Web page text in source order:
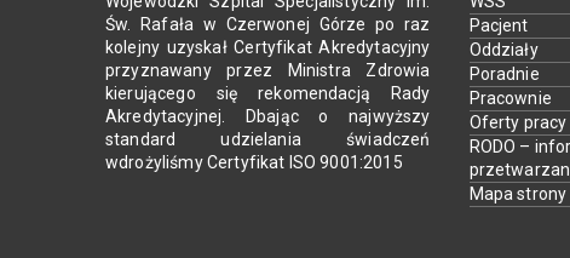
Św. Rafała w Czerwonej Górze po raz
kolejny uzyskał Certyfikat Akredytacyjny
przyznawany przez Ministra Zdrowia
kierującego się rekomendacją Rady
Akredytacyjnej. Dbając o najwyższy
standard udzielania świadczeń
wdrożyliśmy Certyfikat ISO 9001:2015
Pacjent
Oddziały
Poradnie
Pracownie
Oferty pracy
RODO –
Mapa strony